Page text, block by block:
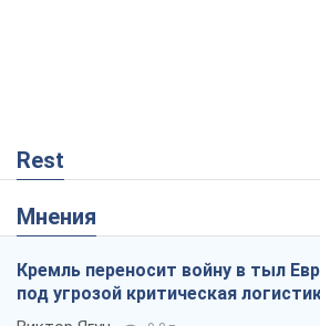
Rest
Мнения
Кремль переносит войну в тыл
под угрозой критическая